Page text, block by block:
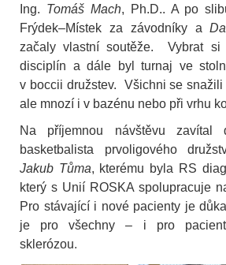
Ing. Tomáš Mach, Ph.D.. A po
Frýdek–Místek za závodníky a
začaly vlastní soutěže. Vybrat
disciplín a dále byl turnaj ve
v boccii družstev. Všichni se snažili
ale mnozí i v bazénu nebo při vrhu
Na příjemnou návštěvu
basketbalista prvoligového
Jakub Tůma, kterému byla RS
který s Unií ROSKA spolupracuje
Pro stávající i nové pacienty je
je pro všechny – i pro
sklerózou.